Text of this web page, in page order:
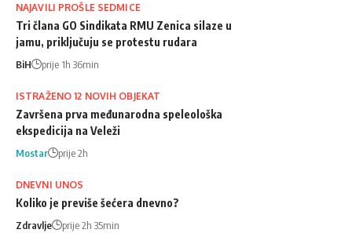
NAJAVILI PROŠLE SEDMICE
Tri člana GO Sindikata RMU Zenica silaze u
jamu, priključuju se protestu rudara
BiH prije 1h 36min
ISTRAŽENO 12 NOVIH OBJEKAT
Završena prva međunarodna speleološka
ekspedicija na Veleži
Mostar prije 2h
DNEVNI UNOS
Koliko je previše šećera dnevno?
Zdravlje prije 2h 35min